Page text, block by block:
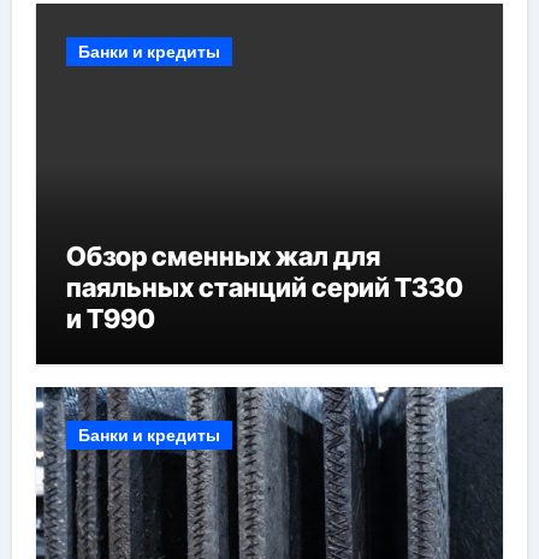
Банки и кредиты
Обзор сменных жал для
паяльных станций серий T330
и T990
Банки и кредиты